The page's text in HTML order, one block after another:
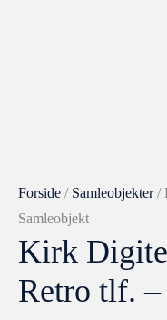
Forside / Samleobjekter/
Samleobjekt
Kirk
Retro tlf.